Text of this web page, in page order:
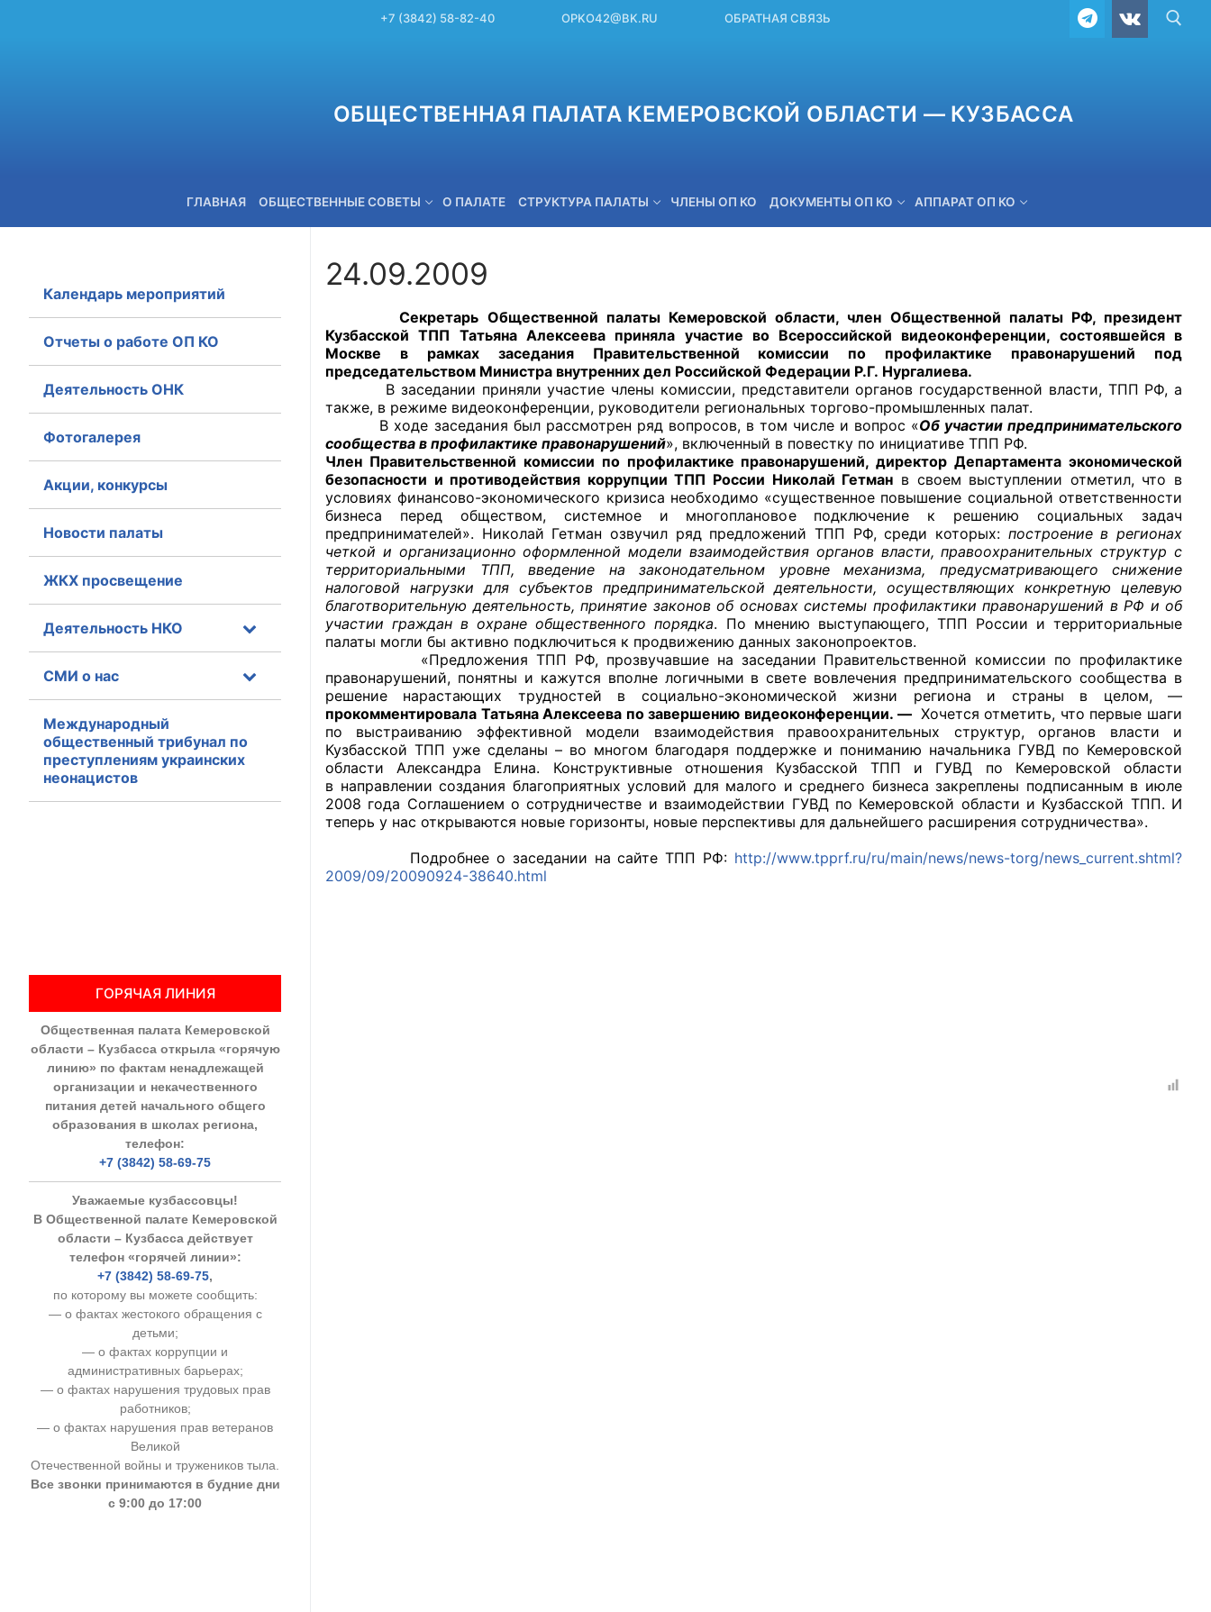
+7 (3842) 58-82-40 OPKO42@BK.RU ОБРАТНАЯ СВЯЗЬ
ОБЩЕСТВЕННАЯ ПАЛАТА КЕМЕРОВСКОЙ ОБЛАСТИ — КУЗБАССА
ГЛАВНАЯ ОБЩЕСТВЕННЫЕ СОВЕТЫ О ПАЛАТЕ СТРУКТУРА ПАЛАТЫ ЧЛЕНЫ ОП КО ДОКУМЕНТЫ ОП КО АППАРАТ ОП КО
OPKO42@BK.RU ОБРАТНАЯ СВЯЗЬ
Главная
Общественные советы
Общественные советы при территориальных органах федеральных органов
исполнительной власти
Общественные советы по проведению независимой оценки качества условий
оказания услуг
О Палате
Структура Палаты
Комиссии
Экспертный совет ОП КО
Совет ОП КО
Члены ОП КО
24.09.2009
Секретарь Общественной палаты Кемеровской области, член Общественной палаты РФ, президент
Кузбасской ТПП Татьяна Алексеева приняла участие во Всероссийской видеоконференции, состоявшейся в
Москве в рамках заседания Правительственной комиссии по профилактике правонарушений под
председательством Министра внутренних дел Российской Федерации Р.Г. Нургалиева.
В заседании приняли участие члены комиссии, представители органов государственной власти, ТПП РФ, а
также, в режиме видеоконференции, руководители региональных торгово-промышленных палат.
В ходе заседания был рассмотрен ряд вопросов, в том числе и вопрос «Об участии предпринимательского
сообщества в профилактике правонарушений», включенный в повестку по инициативе ТПП РФ.
Член Правительственной комиссии по профилактике правонарушений, директор Департамента экономической
безопасности и противодействия коррупции ТПП России Николай Гетман в своем выступлении отметил, что в
условиях финансово-экономического кризиса необходимо «существенное повышение социальной ответственности
бизнеса перед обществом, системное и многоплановое подключение к решению социальных задач
предпринимателей». Николай Гетман озвучил ряд предложений ТПП РФ, среди которых: построение в регионах
четкой и организационно оформленной модели взаимодействия органов власти, правоохранительных структур с
территориальными ТПП, введение на законодательном уровне механизма, предусматривающего снижение
налоговой нагрузки для субъектов предпринимательской деятельности, осуществляющих конкретную целевую
благотворительную деятельность, принятие законов об основах системы профилактики правонарушений в РФ и об
участии граждан в охране общественного порядка. По мнению выступающего, ТПП России и территориальные
палаты могли бы активно подключиться к продвижению данных законопроектов.
«Предложения ТПП РФ, прозвучавшие на заседании Правительственной комиссии по профилактике
правонарушений, понятны и кажутся вполне логичными в свете вовлечения предпринимательского сообщества в
решение нарастающих трудностей в социально-экономической жизни региона и страны в целом, —
прокомментировала Татьяна Алексеева по завершению видеоконференции. — Хочется отметить, что первые шаги
по выстраиванию эффективной модели взаимодействия правоохранительных структур, органов власти и
Кузбасской ТПП уже сделаны – во многом благодаря поддержке и пониманию начальника ГУВД по Кемеровской
области Александра Елина. Конструктивные отношения Кузбасской ТПП и ГУВД по Кемеровской области
в направлении создания благоприятных условий для малого и среднего бизнеса закреплены подписанным в июле
2008 года Соглашением о сотрудничестве и взаимодействии ГУВД по Кемеровской области и Кузбасской ТПП. И
теперь у нас открываются новые горизонты, новые перспективы для дальнейшего расширения сотрудничества».
Подробнее о заседании на сайте ТПП РФ: http://www.tpprf.ru/ru/main/news/news-torg/news_current.shtml?
2009/09/20090924-38640.html
Календарь мероприятий
Отчеты о работе ОП КО
Деятельность ОНК
Фотогалерея
Акции, конкурсы
Новости палаты
ЖКХ просвещение
Деятельность НКО
СМИ о нас
Международный
общественный трибунал по
преступлениям украинских
неонацистов
ГОРЯЧАЯ ЛИНИЯ
Общественная палата Кемеровской
области – Кузбасса открыла «горячую
линию» по фактам ненадлежащей
организации и некачественного
питания детей начального общего
образования в школах региона,
телефон:
+7 (3842) 58-69-75
Уважаемые кузбассовцы!
В Общественной палате Кемеровской
области – Кузбасса действует
телефон «горячей линии»:
+7 (3842) 58-69-75,
по которому вы можете сообщить:
— о фактах жестокого обращения с
детьми;
— о фактах коррупции и
административных барьерах;
— о фактах нарушения трудовых прав
работников;
— о фактах нарушения прав ветеранов
Великой
Отечественной войны и тружеников тыла.
Все звонки принимаются в будние дни
с 9:00 до 17:00